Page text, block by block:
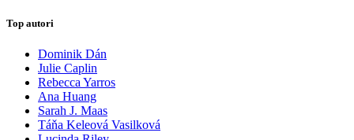
Top autori
Dominik Dán
Julie Caplin
Rebecca Yarros
Ana Huang
Sarah J. Maas
Táňa Keleová Vasilková